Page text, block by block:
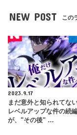
NEW POST この
2023.9.17
まだ意外と知られてな
レベルアップな件の続
が、"その後" …